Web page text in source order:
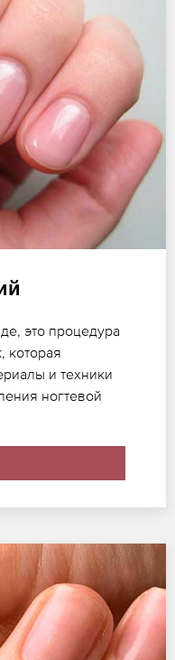
это процедура
которая
и техники
ногтевой